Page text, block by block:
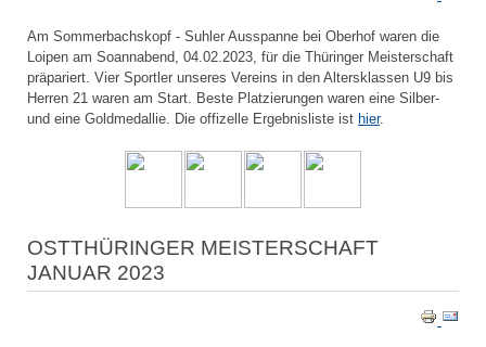
Am Sommerbachskopf - Suhler Ausspanne bei Oberhof waren die
Loipen am Soannabend, 04.02.2023, für die Thüringer Meisterschaft
präpariert. Vier Sportler unseres Vereins in den Altersklassen U9 bis
Herren 21 waren am Start. Beste Platzierungen waren eine Silber-
und eine Goldmedallie. Die offizelle Ergebnisliste ist hier.
OSTTHÜRINGER MEISTERSCHAFT
JANUAR 2023